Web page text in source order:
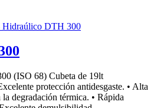
(ISO 68) Cubeta de 19lt
protección antidesgaste. • Alta
degradación térmica. • Rápida